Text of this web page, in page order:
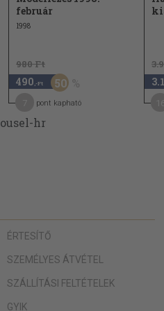
február
1998
980 Ft
490 ,-Ft 50
pont kapható
ÉRTESÍTŐ
SZEMÉLYES ÁTVÉTEL
SZÁLLÍTÁSI FELTÉTELEK
GYIK